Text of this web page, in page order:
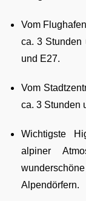
Vom
ca. 3 Stunden
und E27.
Vom
ca. 3 Stunden
Wichtigste
alpiner
Alpendörfern.